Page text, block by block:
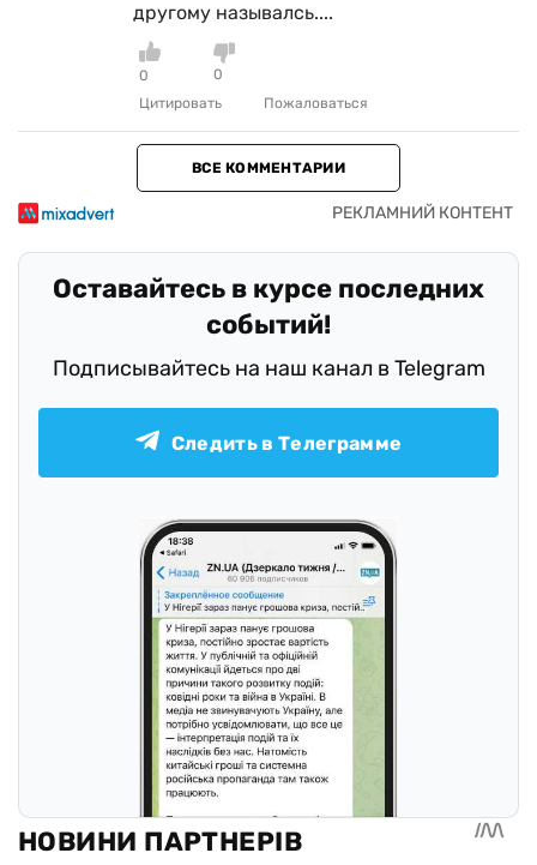
другому называлсь....
0
0
Цитировать
Пожаловаться
ВСЕ КОММЕНТАРИИ
Оставайтесь в курсе последних
событий!
Подписывайтесь на наш канал в Telegram
Следить в Телеграмме